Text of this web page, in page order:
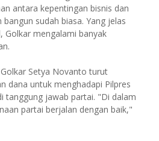
antara kepentingan bisnis dan
sudah biasa. Yang jelas
Golkar mengalami banyak
Setya Novanto turut
dana untuk menghadapi Pilpres
tanggung jawab partai. "Di dalam
partai berjalan dengan baik,"